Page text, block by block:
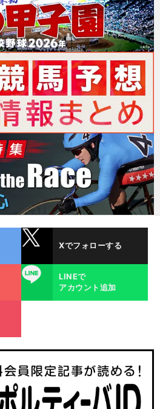
Xでフォローする
LINE
LINEで
アカウント追加